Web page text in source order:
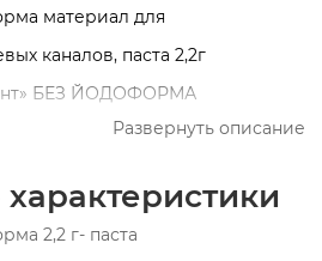
материал для
каналов, паста 2,2г
БЕЗ ЙОДОФОРМА
пульпита постоянных и
(апексогенеза); для
цементного барьера при
Развернуть описание
2,2 г- паста